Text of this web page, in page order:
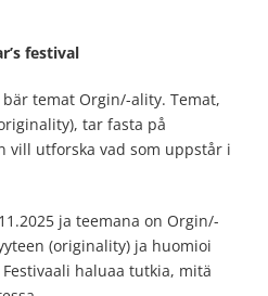
festival
bär temat Orgin/-ality. Temat,
tar fasta på
vill utforska vad som uppstår i
ja teemana on Orgin/-
(originality) ja huomioi
haluaa tutkia, mitä